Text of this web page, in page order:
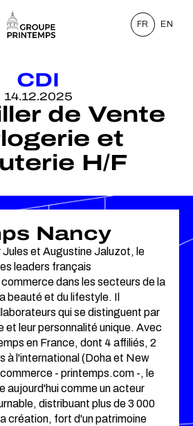
FR EN
CDI
14.12.2025
de Vente
et
H/F
Nancy
Jules et Augustine Jaluzot, le
leaders français
dans les secteurs de la
beauté et du lifestyle. Il
qui se distinguent par
et leur personnalité unique. Avec
en France, dont 4 affiliés, 2
à l'international (Doha et New
- printemps.com -, le
aujourd'hui comme un acteur
distribuant plus de 3 000
création, fort d'un patrimoine